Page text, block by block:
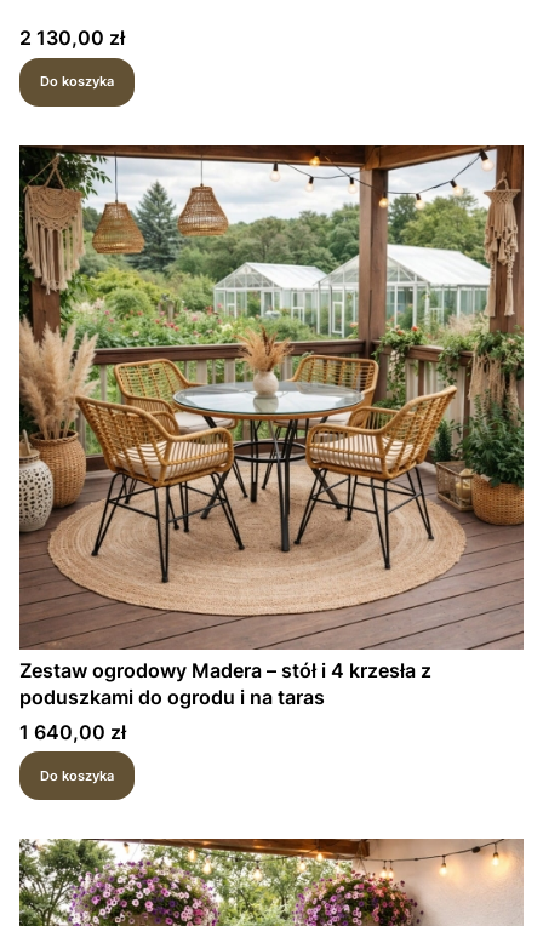
Cena
2 130,00 zł
Do koszyka
Zestaw ogrodowy Madera – stół i 4 krzesła z
poduszkami do ogrodu i na taras
Cena
1 640,00 zł
Do koszyka